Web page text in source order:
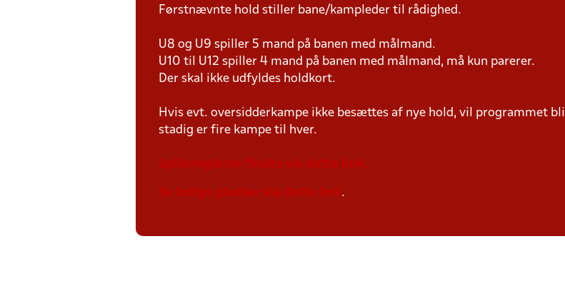
Førstnævnte hold stiller bane/kampleder til rådighed.
U8 og U9 spiller 5 mand på banen med målmand.
U10 til U12 spiller 4 mand på banen med målmand, må kun parerer.
Der skal ikke udfyldes holdkort.
Hvis evt. oversidderkampe ikke besættes af nye hold, vil programmet
stadig er fire kampe til hver.
Spillereglerne findes via dette link.
Se ledige pladser via dette link.